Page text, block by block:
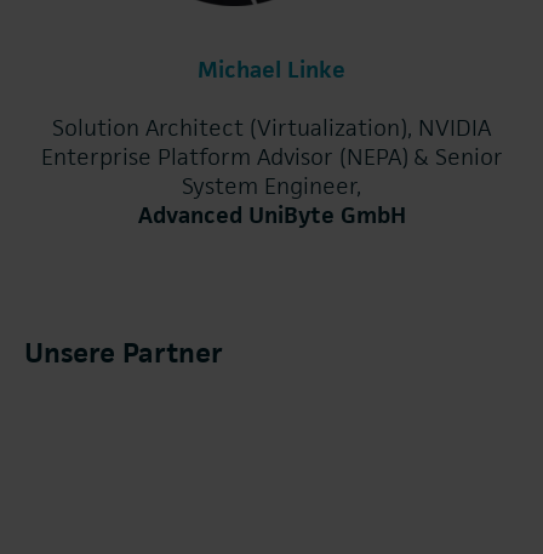
Michael Linke
Solution Architect (Virtualization), NVIDIA
Enterprise Platform Advisor (NEPA) & Senior
System Engineer,
Advanced UniByte GmbH
Unsere Partner